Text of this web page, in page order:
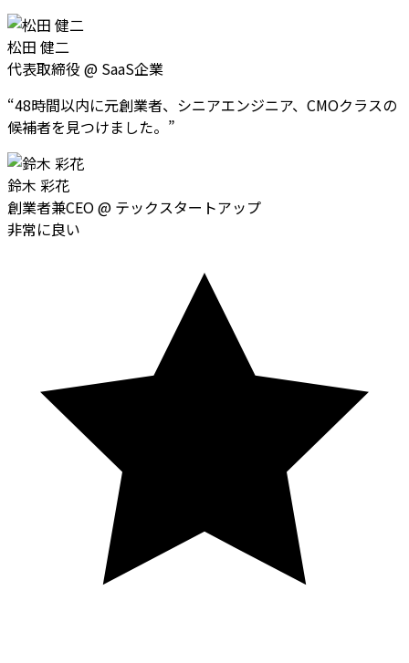
松田 健二
代表取締役 @ SaaS企業
“48時間以内に元創業者、シニアエンジニア、CMOクラスの
候補者を見つけました。 ”
鈴木 彩花
創業者兼CEO@ テックスタートアップ
非常に良い